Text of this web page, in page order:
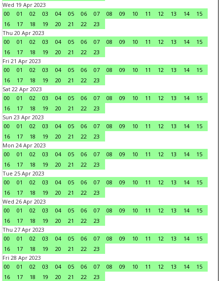
Wed 19 Apr 2023
00
01 02 03 04 05 06 07 08 09 10 11 12 13 14
15
16
17 18 19 20 21 22
23
Thu 20 Apr 2023
00
01 02 03 04 05 06 07 08 09 10 11 12 13 14
15
16
17 18 19 20 21 22
23
Fri 21 Apr 2023
00
01 02 03 04 05 06 07 08 09 10 11 12 13 14
15
16
17 18 19 20 21 22
23
Sat 22 Apr 2023
00
01 02 03 04 05 06 07 08 09 10 11 12 13 14
15
16
17 18 19 20 21 22
23
Sun 23 Apr 2023
00
01 02 03 04 05 06 07 08 09 10 11 12 13 14
15
16
17 18 19 20 21 22
23
Mon 24 Apr 2023
00
01 02 03 04 05 06 07 08 09 10 11 12 13 14
15
16
17 18 19 20 21 22
23
Tue 25 Apr 2023
00
01 02 03 04 05 06 07 08 09 10 11 12 13 14
15
16
17 18 19 20 21 22
23
Wed 26 Apr 2023
00
01 02 03 04 05 06 07 08 09 10 11 12 13 14
15
16
17 18 19 20 21 22
23
Thu 27 Apr 2023
00
01 02 03 04 05 06 07 08 09 10 11 12 13 14
15
16
17 18 19 20 21 22
23
Fri 28 Apr 2023
00
01 02 03 04 05 06 07 08 09 10 11 12 13 14
15
16
17 18 19 20 21 22
23